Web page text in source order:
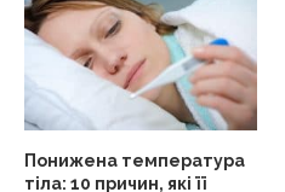
Понижена температура
тіла: 10 причин, які її